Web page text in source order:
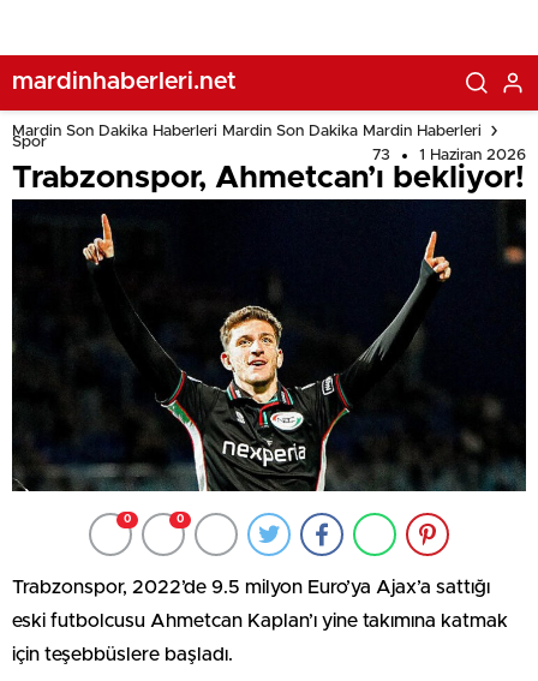
mardinhaberleri.net
Mardin Son Dakika Haberleri Mardin Son Dakika Mardin Haberleri
Spor
73
1 Haziran 2026
Trabzonspor, Ahmetcan’ı bekliyor!
0 0
Trabzonspor, 2022’de 9.5 milyon Euro’ya Ajax’a sattığı
eski futbolcusu Ahmetcan Kaplan’ı yine takımına katmak
için teşebbüslere başladı.